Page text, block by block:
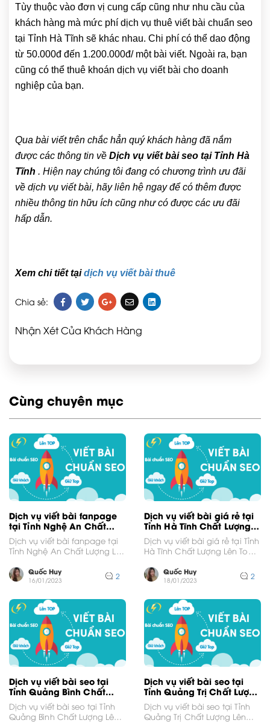
Tùy thuộc vào đơn vị cung cấp cũng như nhu cầu của
khách hàng mà mức phí dịch vụ thuê viết bài chuẩn seo
tại Tỉnh Hà Tĩnh sẽ khác nhau. Chi phí có thể dao động
từ 50.000đ đến 1.200.000đ/ một bài viết. Ngoài ra, bạn
cũng có thể thuê khoán dịch vụ viết bài cho doanh
nghiệp của bạn.
Qua bài viết trên chắc hẳn quý khách hàng đã nắm
được các thông tin về Dịch vụ viết bài seo tại Tỉnh Hà
Tĩnh . Hiện nay chúng tôi đang có chương trình ưu đãi
về dịch vụ viết bài, hãy liên hệ ngay để có thêm được
nhiều thông tin hữu ích cũng như có được các ưu đãi
hấp dẫn.
Xem chi tiết tạidịch vụ viết bài thuê
Chia sẻ:
Nhận Xét Của Khách Hàng
Cùng chuyên mục
Dịch vụ viết bài fanpage
tại Tỉnh Nghệ An Chất
Lượng Lên Top Google
Dịch vụ viết bài fanpage tại
Tỉnh Nghệ An Chất Lượng Lên
cạnh tranh...
Quốc Huy
16/01/2023 2
Dịch vụ viết bài giá rẻ tại
Tỉnh Hà Tĩnh Chất Lượng
Lên Top Google
Dịch vụ viết bài giá rẻ tại Tỉnh
Hà Tĩnh Chất Lượng Lên Top
Quốc Huy
18/01/2023 2
Dịch vụ viết bài seo tại
Tỉnh Quảng Bình Chất
Lượng Lên Top Google
Dịch vụ viết bài seo tại Tỉnh
Quảng Bình Chất Lượng Lên
Dịch vụ viết bài seo tại
Tỉnh Quảng Trị Chất Lượng
Lên Top Google
Dịch vụ viết bài seo tại Tỉnh
Quảng Trị Chất Lượng Lên